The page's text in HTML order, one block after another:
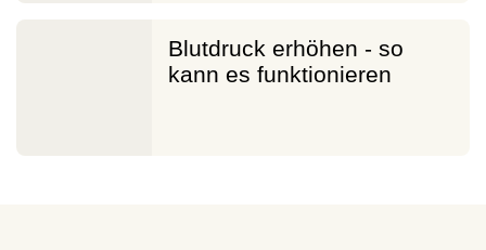
Blutdruck erhöhen - so
kann es funktionieren